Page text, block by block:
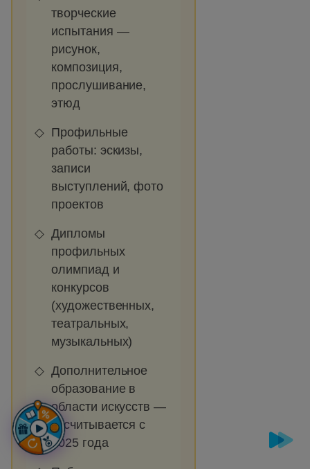
творческие
испытания —
рисунок,
композиция,
прослушивание,
этюд
Профильные
работы: эскизы,
записи
выступлений, фото
проектов
Дипломы
профильных
олимпиад и
конкурсов
(художественных,
театральных,
музыкальных)
Дополнительное
образование в
области искусств —
засчитывается с
2025 года